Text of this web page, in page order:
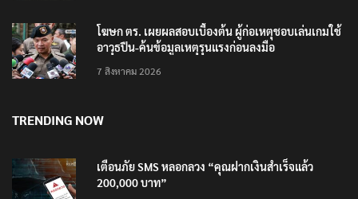
โฆษก ตร. เผยผลสอบเบื้องต้น ผู้ก่อเหตุชอบเล่นเกมใช้
อาวุธปืน-ค้นข้อมูลเหตุรุนแรงก่อนลงมือ
7 สิงหาคม 2026
TRENDING NOW
เตือนภัย SMS หลอกลวง “คุณฝากเงินสำเร็จแล้ว
200,000 บาท”